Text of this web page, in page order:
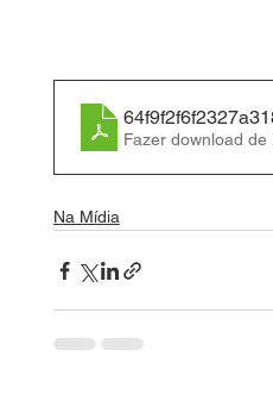
Fazer download de
Na Mídia